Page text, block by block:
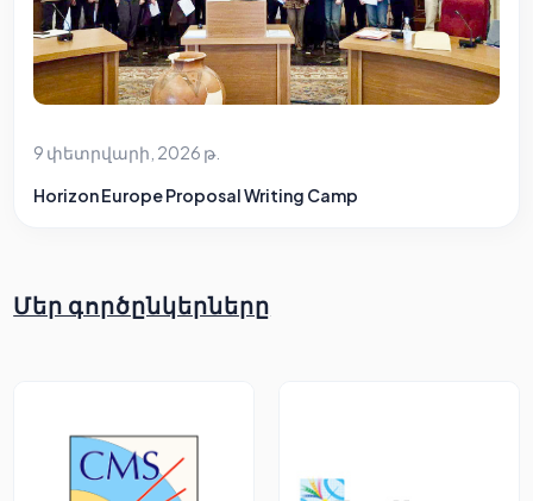
9 փետրվարի, 2026 թ.
Horizon Europe Proposal Writing Camp
Մեր գործընկերները